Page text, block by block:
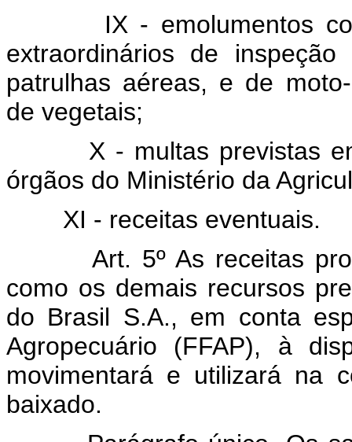
IX - emolumentos
extraordinários de
patrulhas aéreas, e de
de vegetais;
X - multas previstas
órgãos do Ministério da
XI - receitas eventuais.
Art. 5º As receitas
como os demais recursos
do Brasil S.A., em conta
Agropecuário (FFAP), à
movimentará e utilizará na
baixado.